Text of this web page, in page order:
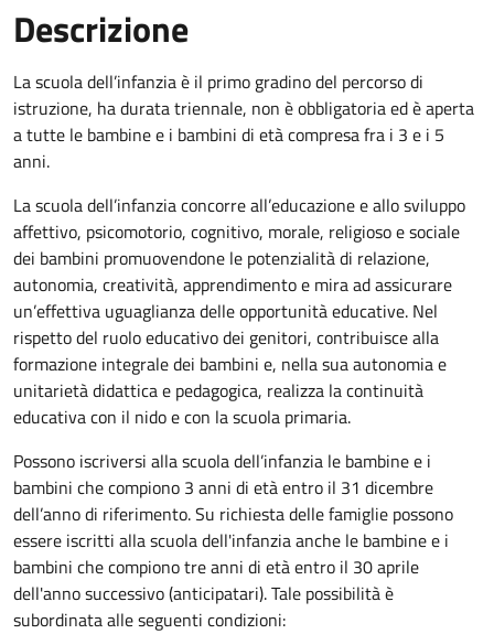
Descrizione
La scuola dell’infanzia è il primo gradino del percorso di
istruzione, ha durata triennale, non è obbligatoria ed è aperta
a tutte le bambine e i bambini di età compresa fra i 3 e i 5
anni.
La scuola dell’infanzia concorre all’educazione e allo sviluppo
affettivo, psicomotorio, cognitivo, morale, religioso e sociale
dei bambini promuovendone le potenzialità di relazione,
autonomia, creatività, apprendimento e mira ad assicurare
un’effettiva uguaglianza delle opportunità educative. Nel
rispetto del ruolo educativo dei genitori, contribuisce alla
formazione integrale dei bambini e, nella sua autonomia e
unitarietà didattica e pedagogica, realizza la continuità
educativa con il nido e con la scuola primaria.
Possono iscriversi alla scuola dell’infanzia le bambine e i
bambini che compiono 3 anni di età entro il 31 dicembre
dell’anno di riferimento. Su richiesta delle famiglie possono
essere iscritti alla scuola dell'infanzia anche le bambine e i
bambini che compiono tre anni di età entro il 30 aprile
dell'anno successivo (anticipatari). Tale possibilità è
subordinata alle seguenti condizioni: